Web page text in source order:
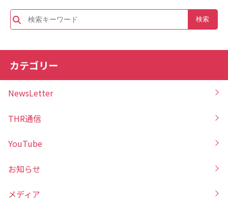
カテゴリー
NewsLetter
THR通信
YouTube
お知らせ
メディア